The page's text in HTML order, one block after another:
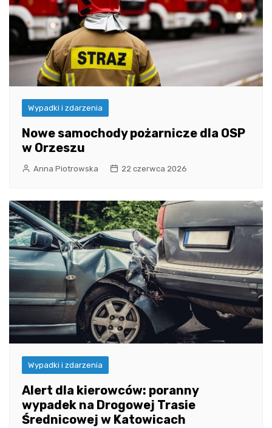
Wypadki i zdarzenia
Nowe samochody pożarnicze dla OSP
w Orzeszu
Anna Piotrowska 22 czerwca 2026
Wypadki i zdarzenia
Alert dla kierowców: poranny
wypadek na Drogowej Trasie
Średnicowej w Katowicach